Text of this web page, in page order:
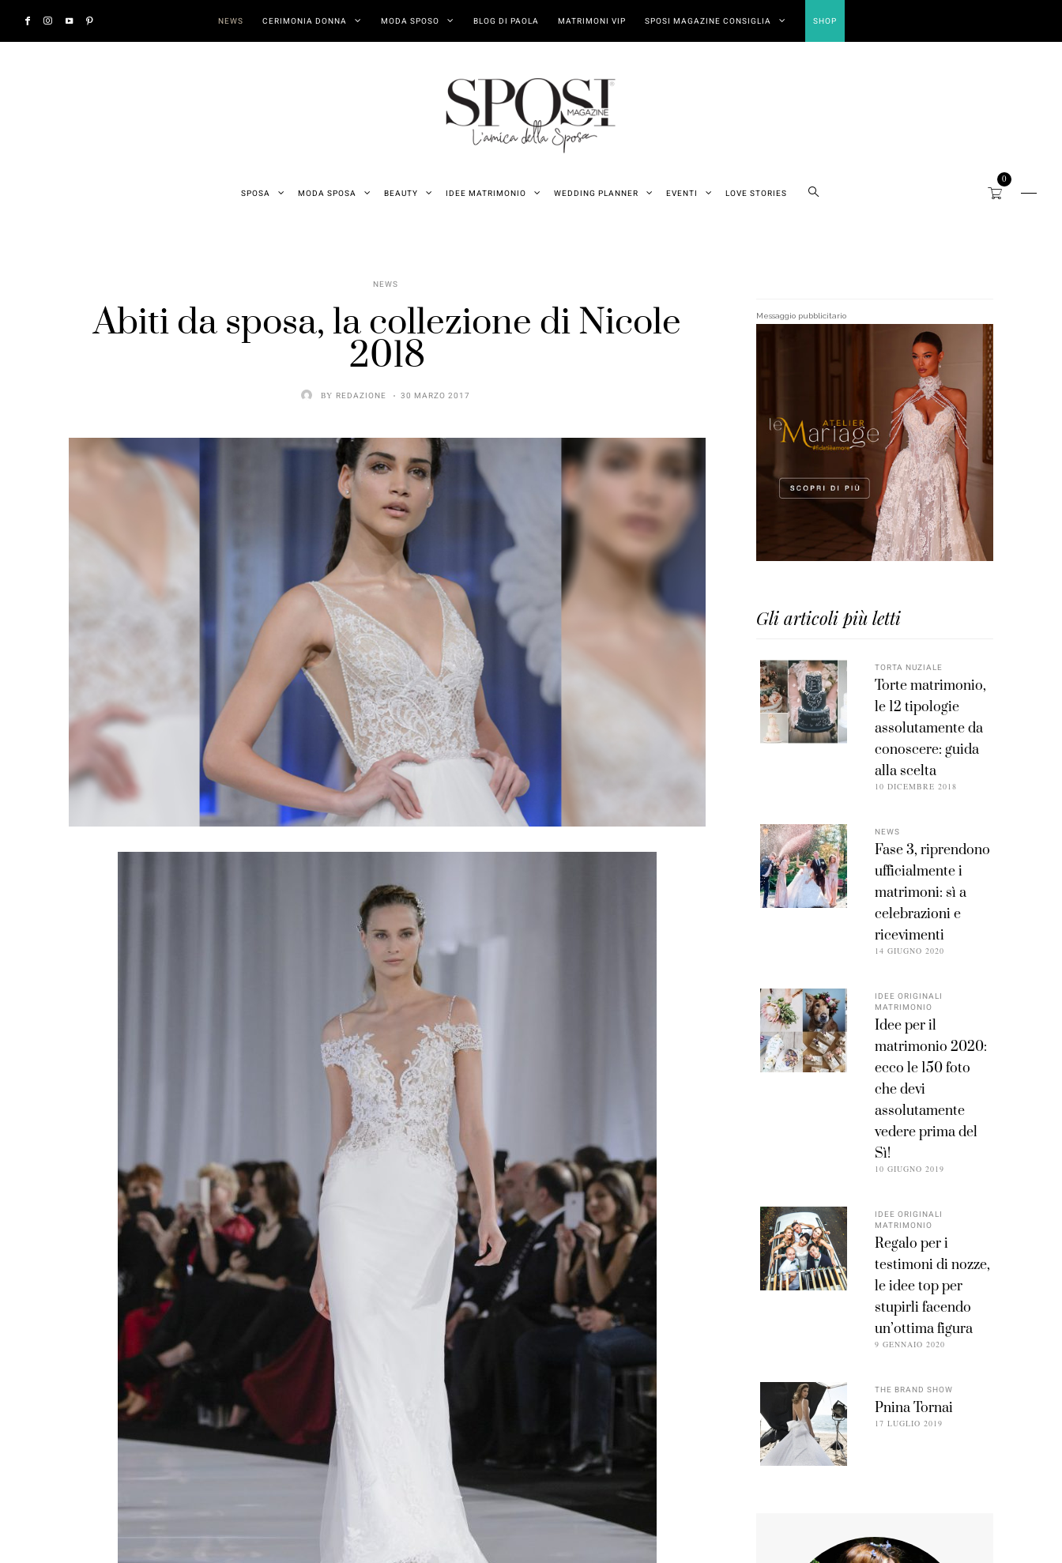
NEWS CERIMONIA DONNA MODA SPOSO BLOG DI PAOLA MATRIMONI VIP SPOSI MAGAZINE CONSIGLIA SHOP
SPOSA MODA SPOSA BEAUTY IDEE MATRIMONIO WEDDING PLANNER EVENTI LOVE STORIES
0
NEWS
Abiti da sposa, la collezione di Nicole
2018
BY REDAZIONE 30 MARZO 2017
Messaggio pubblicitario
Gli articoli più letti
TORTA NUZIALE
Torte matrimonio,
le 12 tipologie
assolutamente da
conoscere: guida
alla scelta
10 DICEMBRE 2018
NEWS
Fase 3, riprendono
ufficialmente i
matrimoni: sì a
celebrazioni e
ricevimenti
14 GIUGNO 2020
IDEE ORIGINALI
MATRIMONIO
Idee per il
matrimonio 2020:
ecco le 150 foto
che devi
assolutamente
vedere prima del
Sì!
10 GIUGNO 2019
IDEE ORIGINALI
MATRIMONIO
Regalo per i
testimoni di nozze,
le idee top per
stupirli facendo
un’ottima figura
9 GENNAIO 2020
THE BRAND SHOW
Pnina Tornai
17 LUGLIO 2019